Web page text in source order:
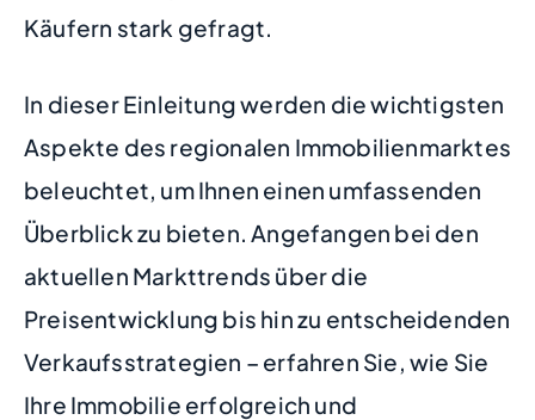
Käufern stark gefragt.
In dieser Einleitung werden die wichtigsten
Aspekte des regionalen Immobilienmarktes
beleuchtet, um Ihnen einen umfassenden
Überblick zu bieten. Angefangen bei den
aktuellen Markttrends über die
Preisentwicklung bis hin zu entscheidenden
Verkaufsstrategien – erfahren Sie, wie Sie
Ihre Immobilie erfolgreich und